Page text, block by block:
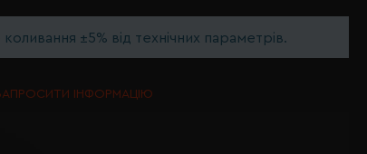
±5% від технічних параметрів.
ІНФОРМАЦІЮ